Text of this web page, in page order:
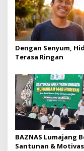
Dengan Senyum,
Terasa Ringan
BAZNAS Lumajang
Santunan &